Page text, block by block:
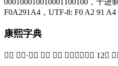
000100010010001100100，十进
F0A291A4，UTF-8: F0 A2 91 A4
康熙字典
𢑤【 備考·寅集 】【 彐部 】康熙筆画： 12画